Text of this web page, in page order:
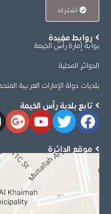
اشترك
روابط مفيدة
بوابة إمارة رأس الخيمة
الدوائر المحلية
بلديات دولة الإمارات العربية
تابع بلدية رأس الخيمة
موقع الدائرة